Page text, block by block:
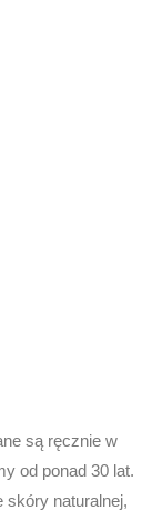
są ręcznie w
od ponad 30 lat.
skóry naturalnej,